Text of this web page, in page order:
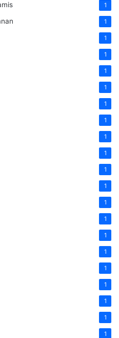
1
1
1
1
1
1
1
1
1
1
1
1
1
1
1
1
1
1
1
1
1